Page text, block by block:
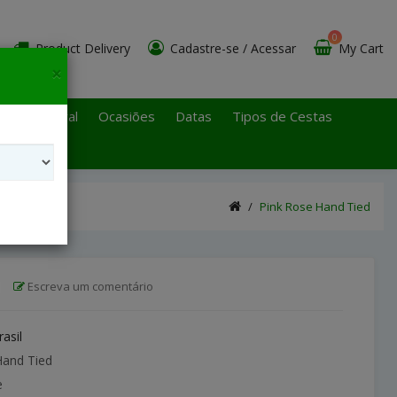
Product Delivery Cadastre-se / Acessar My Cart
0
Paulo Litoral Ocasiões Datas
Tipos de Cestas
Pink Rose Hand Tied
Escreva um comentário
Tied
×